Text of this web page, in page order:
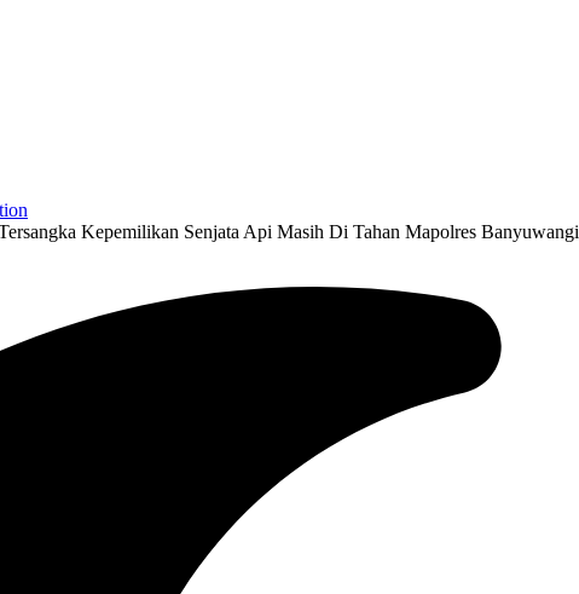
Kepemilikan Senjata Api Masih Di Tahan Mapolres Banyuwangi